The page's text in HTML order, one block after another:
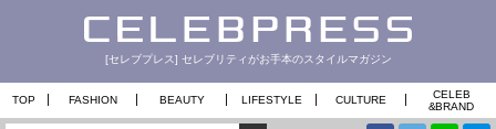
[セレブプレス] セレブリティがお手本のスタイルマガジン
TOP FASHION BEAUTY LIFESTYLE CULTURE
CELEB
&BRAND